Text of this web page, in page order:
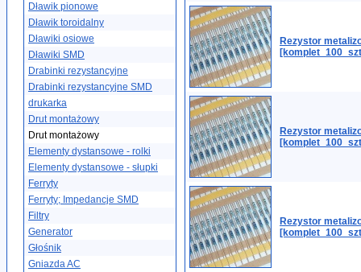
Dławik pionowe
Dławik toroidalny
Dławiki osiowe
Dławiki SMD
Drabinki rezystancyjne
Drabinki rezystancyjne SMD
drukarka
Drut montażowy
Drut montażowy
Elementy dystansowe - rolki
Elementy dystansowe - słupki
Ferryty
Ferryty; Impedancje SMD
Filtry
Generator
Głośnik
Gniazda AC
Rezystor
Rezystor
Rezystor